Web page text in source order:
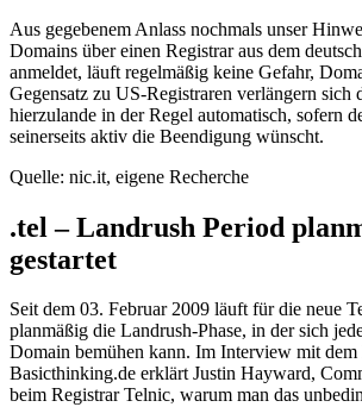
Aus gegebenem Anlass nochmals unser
Domains über einen Registrar aus dem
anmeldet, läuft regelmäßig keine Gefahr,
Gegensatz zu US-Registraren verlängern sich
hierzulande in der Regel automatisch, sofern
seinerseits aktiv die Beendigung wünscht.
Quelle: nic.it, eigene Recherche
.tel – Landrush Period
gestartet
Seit dem 03. Februar 2009 läuft für die neue
planmäßig die Landrush-Phase, in der sich
Domain bemühen kann. Im Interview mit
Basicthinking.de erklärt Justin Hayward,
beim Registrar Telnic, warum man das